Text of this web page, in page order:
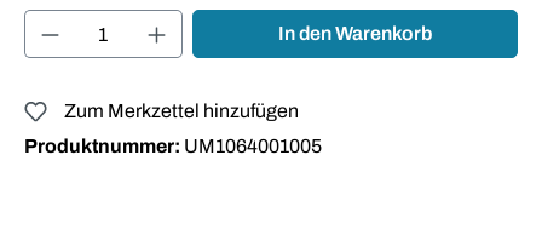
Produkt Anzahl: Gib den gewünschten
In den Warenkorb
Zum Merkzettel hinzufügen
Produktnummer: UM1064001005